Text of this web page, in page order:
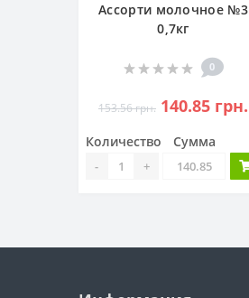
Ассорти молочное №3
0,7кг
0
153.56 грн. 140.85 грн.
Количество
- +
Сумма